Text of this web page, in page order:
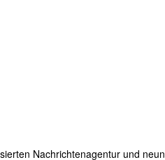
Nachrichtenagentur und neun